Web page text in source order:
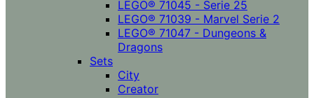
LEGO® 71045 - Serie 25
LEGO® 71039 - Marvel Serie 2
LEGO® 71047 - Dungeons &
Dragons
Sets
City
Creator